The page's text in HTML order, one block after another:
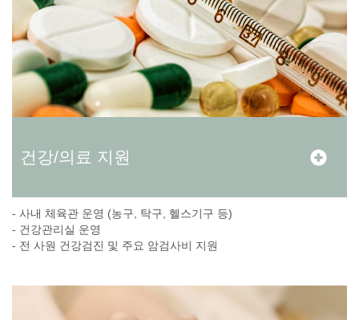
건강/의료 지원
- 사내 체육관 운영 (농구, 탁구, 헬스기구 등)
- 건강관리실 운영
- 전 사원 건강검진 및 주요 암검사비 지원